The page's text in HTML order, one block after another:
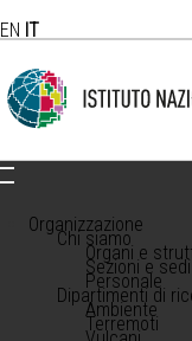
EN IT
Organizzazione
Chi siamo
Organi e
Sezioni e sedi
Personale
Dipartimenti di
Ambiente
Terremoti